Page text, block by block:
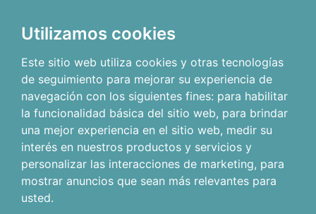
Utilizamos cookies
Este sitio web utiliza cookies y otras tecnologías
de seguimiento para mejorar su experiencia de
navegación con los siguientes fines: para habilitar
la funcionalidad básica del sitio web, para brindar
una mejor experiencia en el sitio web, medir su
interés en nuestros productos y servicios y
personalizar las interacciones de marketing, para
mostrar anuncios que sean más relevantes para
usted.